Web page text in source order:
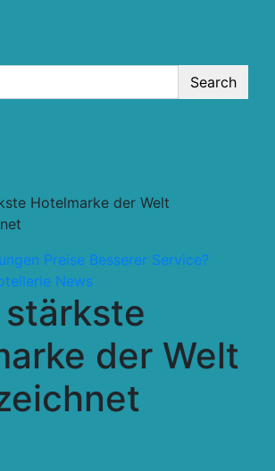
Search
Hotelmarke der Welt
Preise Besserer Service?
News
stärkste
der Welt